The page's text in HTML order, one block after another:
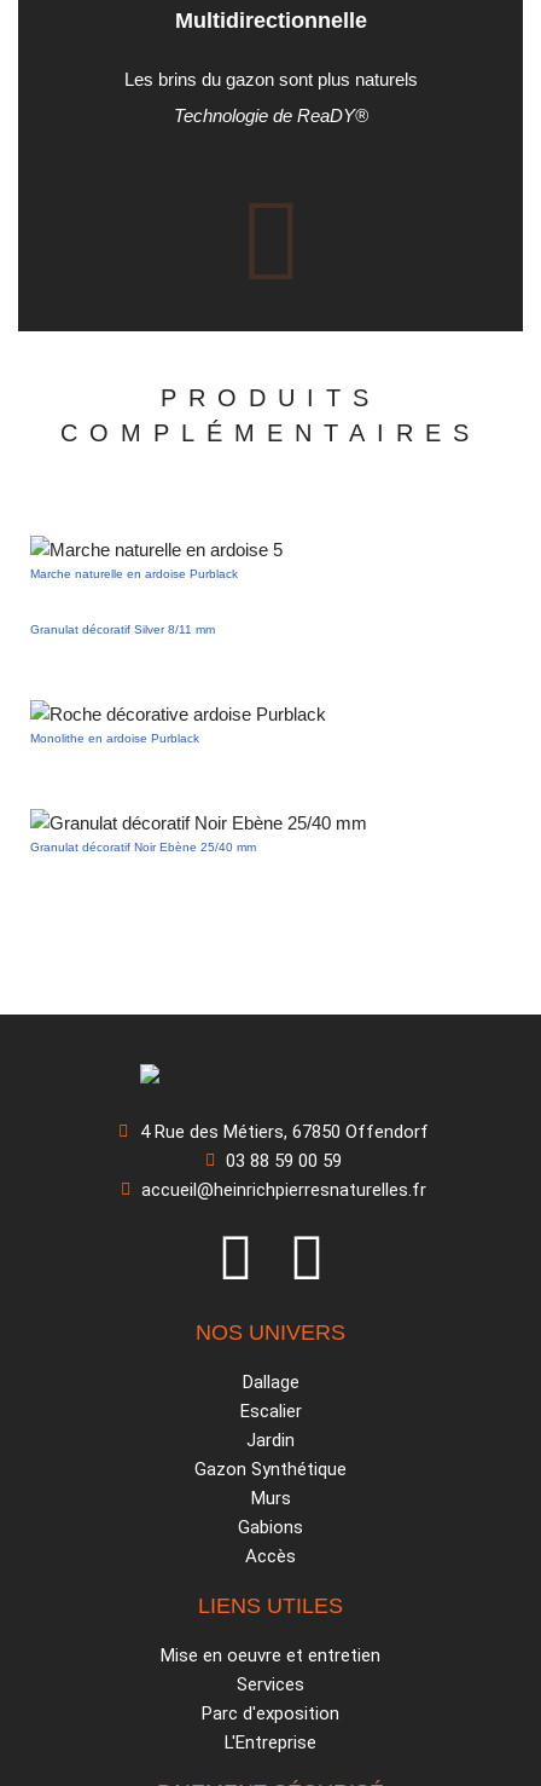
Multidirectionnelle
Les brins du gazon sont plus naturels
Technologie de ReaDY®
PRODUITS
COMPLÉMENTAIRES
Marche naturelle en ardoise Purblack
Granulat décoratif Silver 8/11 mm
Monolithe en ardoise Purblack
Granulat décoratif Noir Ebène 25/40 mm
4 Rue des Métiers, 67850 Offendorf
03 88 59 00 59
accueil@heinrichpierresnaturelles.fr
NOS UNIVERS
Dallage
Escalier
Jardin
Gazon Synthétique
Murs
Gabions
Accès
LIENS UTILES
Mise en oeuvre et entretien
Services
Parc d'exposition
L'Entreprise